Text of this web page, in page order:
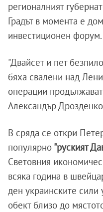
регионалният
Градът в момента е
инвестиционен форум.
"Двайсет и пет
бяха свалени над
операции
Александър
В сряда се откри
популярно "руският
Световния
всяка година в
ден украинските
обект близо до